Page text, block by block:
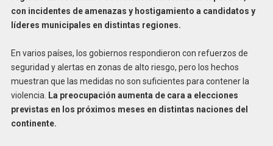
con incidentes de amenazas y hostigamiento a candidatos y
líderes municipales en distintas regiones.
En varios países, los gobiernos respondieron con refuerzos de
seguridad y alertas en zonas de alto riesgo, pero los hechos
muestran que las medidas no son suficientes para contener la
violencia. La preocupación aumenta de cara a elecciones
previstas en los próximos meses en distintas naciones del
continente.